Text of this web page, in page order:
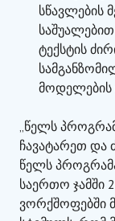
სწავლების
ტექსტის
მოდელების
„წელს
ჩავატარეთ და
წელს
საერთო ჯამში
ვორქშოფებში